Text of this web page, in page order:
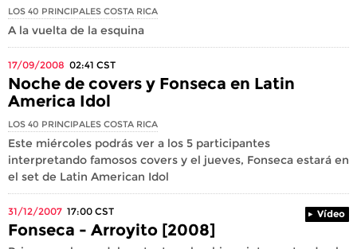
LOS 40 PRINCIPALES COSTA RICA
A la vuelta de la esquina
17/09/2008 02:41 CST
Noche de covers y Fonseca en Latin
America Idol
LOS 40 PRINCIPALES COSTA RICA
Este miércoles podrás ver a los 5 participantes
interpretando famosos covers y el jueves, Fonseca estará en
el set de Latin American Idol
31/12/2007 17:00 CST Vídeo
Fonseca - Arroyito [2008]